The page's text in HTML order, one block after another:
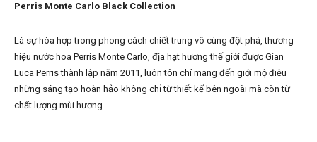
Perris Monte Carlo Black Collection
Là sự hòa hợp trong phong cách chiết trung vô cùng đột phá, thương
hiệu nước hoa Perris Monte Carlo, địa hạt hương thế giới được Gian
Luca Perris thành lập năm 2011, luôn tôn chí mang đến giới mộ điệu
những sáng tạo hoàn hảo không chỉ từ thiết kế bên ngoài mà còn từ
chất lượng mùi hương.